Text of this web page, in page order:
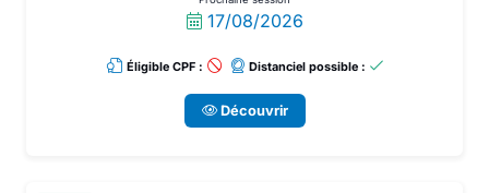
17/08/2026
Éligible CPF : Distanciel possible :
Découvrir